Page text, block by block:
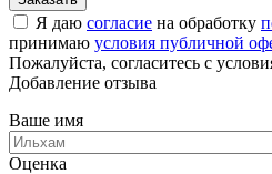
Я даю согласие на обработку
принимаю условия публичной
Пожалуйста, согласитесь с
Добавление отзыва
Ваше имя
Оценка